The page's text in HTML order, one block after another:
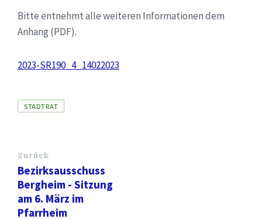
Bitte entnehmt alle weiteren Informationen dem
Anhang (PDF).
2023-SR190_4_14022023
Tags
STADTRAT
Zurück
Bezirksausschuss
Bergheim - Sitzung
am 6. März im
Pfarrheim